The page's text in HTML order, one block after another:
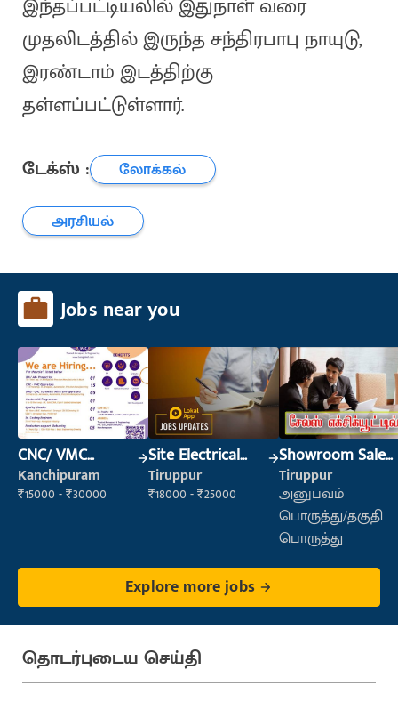
இந்தப்பட்டியலில் இதுநாள் வரை
முதலிடத்தில் இருந்த சந்திரபாபு நாயுடு,
இரண்டாம் இடத்திற்கு
தள்ளப்பட்டுள்ளார்.
டேக்ஸ் :
லோக்கல்
அரசியல்
Jobs near you
CNC/ VMC
Operator
Kanchipuram
₹15000 - ₹30000
Site Electrical
Engineer
Tiruppur
₹18000 - ₹25000
Showroom Sales
Executive (Retail
Sales)
Tiruppur
அனுபவம்
பொருத்து/தகுதி
பொருத்து
Explore more jobs
தொடர்புடைய செய்தி